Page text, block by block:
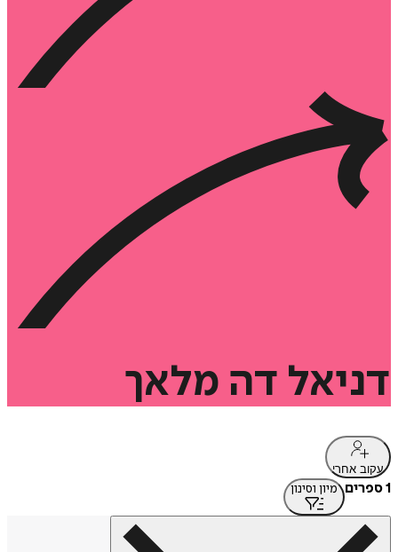
דניאל דה מלאך
עקוב אחרי
1 ספרים מיון וסינון